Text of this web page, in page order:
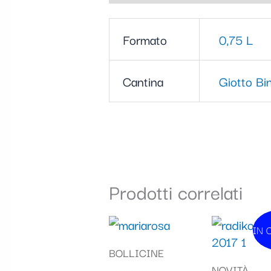
Formato 0,75 L
Cantina Giotto
Prodotti correlati
BOLLICINE
IN
Il